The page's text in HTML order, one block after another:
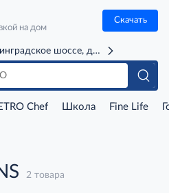
на дом
Скачать
шоссе, д. 71Г (м. Речной
Chef Школа Fine Life
2 товара